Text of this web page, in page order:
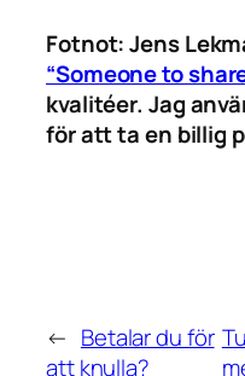
Fotnot: Jens
“Someone to
kvalitéer. Jag
för att ta en billig
← Betalar du för
att knulla?